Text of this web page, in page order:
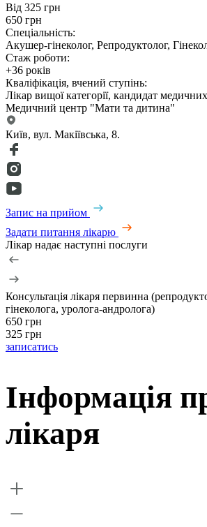
Від 325 грн
650 грн
Спеціальність:
Акушер-гінеколог, Репродуктолог,
Стаж роботи:
+36 років
Кваліфікація, вчений ступінь:
Лікар вищої категорії, кандидат
Медичний центр "Мати та дитина"
Київ, вул. Макіївська, 8.
Запис на прийом
Задати питання лікарю
Лікар надає наступні послуги
Консультація лікаря первинна
гінеколога, уролога-андролога)
650 грн
325 грн
записатись
Інформація
лікаря